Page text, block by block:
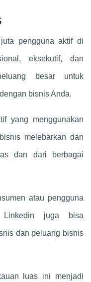
pengguna aktif di
eksekutif, dan
besar untuk
bisnis Anda.
yang menggunakan
melebarkan dan
dan dari berbagai
atau pengguna
Linkedin juga bisa
dan peluang bisnis
luas ini menjadi